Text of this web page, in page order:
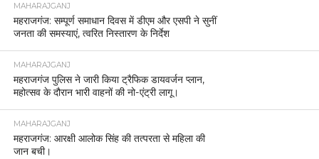
MAHARAJGANJ
महराजगंज: सम्पूर्ण समाधान दिवस में डीएम और एसपी ने सुनीं
जनता की समस्याएं, त्वरित निस्तारण के निर्देश
MAHARAJGANJ
महराजगंज पुलिस ने जारी किया ट्रैफिक डायवर्जन प्लान,
महोत्सव के दौरान भारी वाहनों की नो-एंट्री लागू।
MAHARAJGANJ
महराजगंज: आरक्षी आलोक सिंह की तत्परता से महिला की
जान बची।